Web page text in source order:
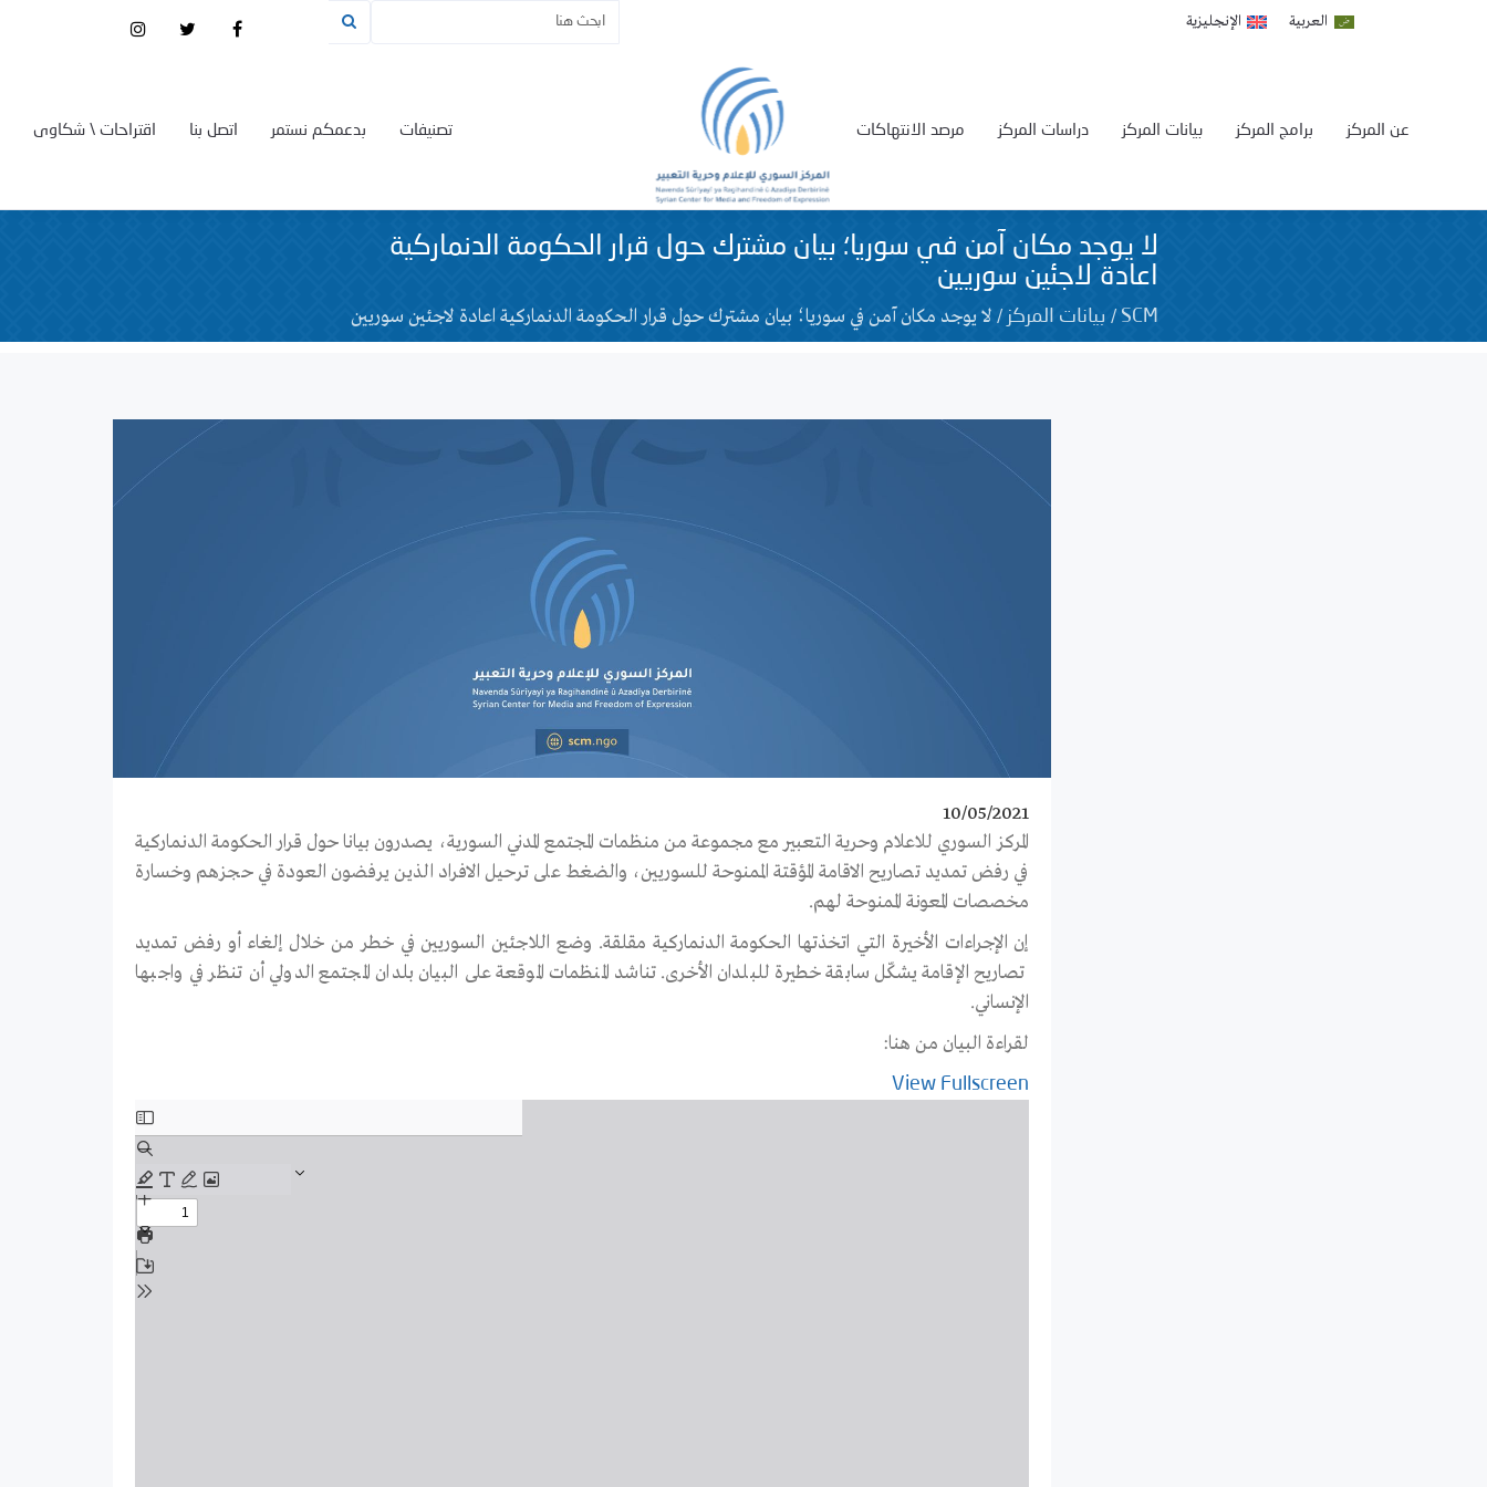
العربية الإنجليزية
اقتراحات \ شكاوى اتصل بنا بدعمكم نستمر تصنيفات مرصد الانتهاكات دراسات المركز بيانات المركز برامج المركز عن المركز
لا يوجد مكان آمن في سوريا؛ بيان مشترك حول قرار الحكومة الدنماركية
اعادة لاجئين سوريين
SCM
/ بيانات المركز / لا يوجد مكان آمن في سوريا؛ بيان مشترك حول قرار الحكومة الدنماركية اعادة لاجئين سوريين
10/05/2021
المركز السوري للاعلام وحرية التعبير مع مجموعة من منظمات المجتمع المدني السورية، يصدرون بيانا حول قرار الحكومة الدنماركية
في رفض تمديد تصاريح الاقامة المؤقتة الممنوحة للسوريين، والضغط على ترحيل الافراد الذين يرفضون العودة في حجزهم وخسارة
مخصصات المعونة الممنوحة لهم.
إن الإجراءات الأخيرة التي اتخذتها الحكومة الدنماركية مقلقة. وضع اللاجئين السوريين في خطر من خلال إلغاء أو رفض تمديد
تصاريح الإقامة يشكّل سابقة خطيرة للبلدان الأخرى. تناشد المنظمات الموقعة على البيان بلدان المجتمع الدولي أن تنظر في واجبها
الإنساني.
لقراءة البيان من هنا:
View Fullscreen